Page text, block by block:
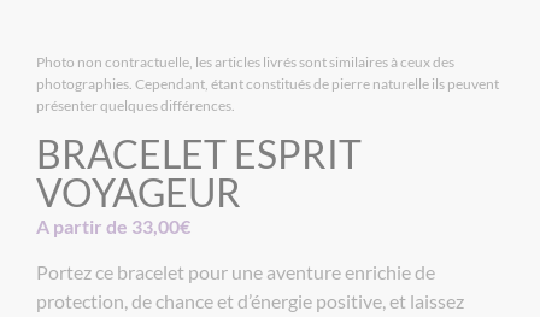
Photo non contractuelle, les articles livrés sont similaires à ceux des
photographies. Cependant, étant constitués de pierre naturelle ils peuvent
présenter quelques différences.
BRACELET ESPRIT
VOYAGEUR
A partir de 33,00€
Portez ce bracelet pour une aventure enrichie de
protection, de chance et d’énergie positive, et laissez